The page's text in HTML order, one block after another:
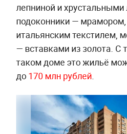
лепниной и хрустальными
подоконники —
итальянским текстилем,
— вставками из золота. С
таком доме это жильё
до 170 млн рублей